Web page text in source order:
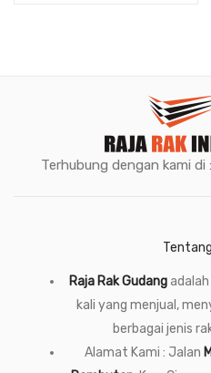
Terhubung dengan kami di :
Raja Rak Gudang
kali yang menjual,
berbagai jenis
Alamat Kami : Jalan